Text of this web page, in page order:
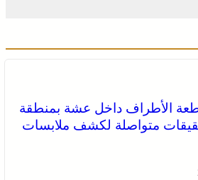
الأطراف داخل عشة بمنطقة
متواصلة لكشف ملابسات